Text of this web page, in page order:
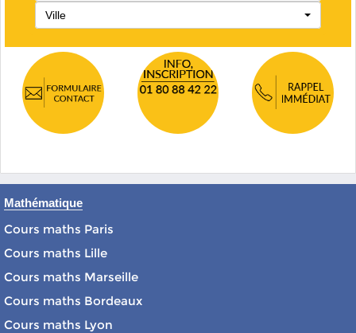
Ville
Mathématique
Cours maths Paris
Cours maths Lille
Cours maths Marseille
Cours maths Bordeaux
Cours maths Lyon